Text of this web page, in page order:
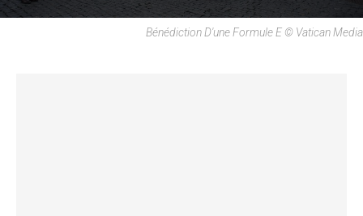
Bénédiction D'une Formule E © Vatican Media